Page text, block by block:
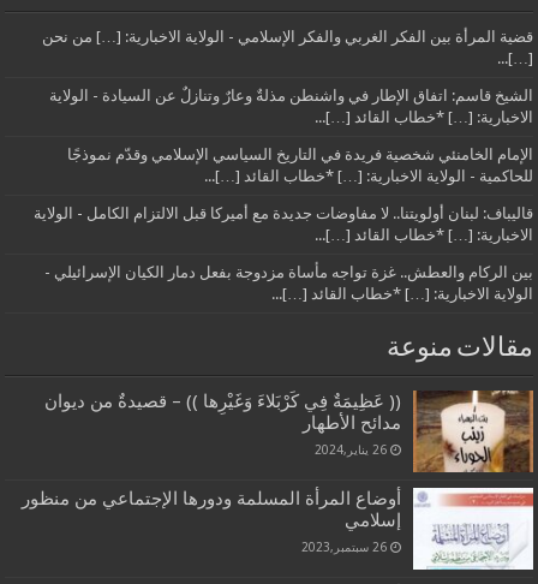
قضية المرأة بين الفكر الغربي والفكر الإسلامي - الولاية الاخبارية: […] من نحن
[…]...
الشيخ قاسم: اتفاق الإطار في واشنطن مذلةٌ وعارٌ وتنازلٌ عن السيادة - الولاية
الاخبارية: […] *خطاب القائد […]...
الإمام الخامنئي شخصية فريدة في التاريخ السياسي الإسلامي وقدّم نموذجًا
للحاكمية - الولاية الاخبارية: […] *خطاب القائد […]...
قاليباف: لبنان أولويتنا.. لا مفاوضات جديدة مع أميركا قبل الالتزام الكامل - الولاية
الاخبارية: […] *خطاب القائد […]...
بين الركام والعطش.. غزة تواجه مأساة مزدوجة بفعل دمار الكيان الإسرائيلي -
الولاية الاخبارية: […] *خطاب القائد […]...
مقالات منوعة
(( عَظِيمَةٌ فِي كَرْبَلاءَ وَغَيْرِها )) – قصيدةٌ من ديوان
مدائح الأطهار
26 يناير,2024
أوضاع المرأة المسلمة ودورها الإجتماعي من منظور
إسلامي
26 سبتمبر,2023